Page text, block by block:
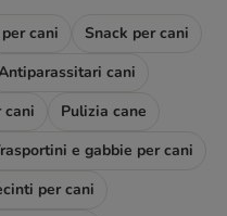
cani
Snack per cani
cani
cani
Pulizia cane
e gabbie per cani
per cani